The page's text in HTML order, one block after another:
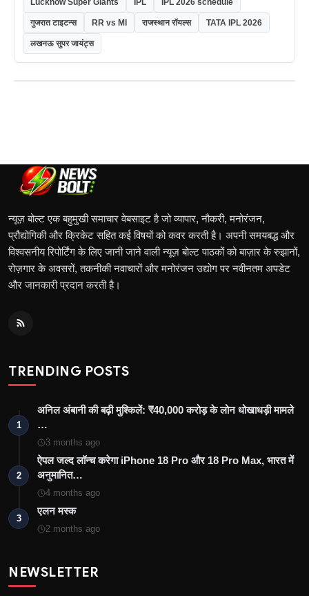
Lucknow Super Giants IPL IPL 2026 schedule
गुजरात टाइटन्स RR vs MI राजस्थान रॉयल्स TATA IPL 2026
लखनऊ सुपर जायंट्स
न्यूज़ बोल्ट एक बहुमुखी समाचार वेबसाइट है जो व्यापार, नौकरी, मनोरंजन,
प्रौद्योगिकी और क्रिकेट सहित कई विषयों को कवर करती है। अपनी समयबद्ध और
विश्वसनीय रिपोर्टिंग के लिए जानी जाने वाली न्यूज़ बोल्ट पाठकों को बाज़ार के रुझानों,
रोज़गार के अवसरों, तकनीकी नवाचारों और मनोरंजन उद्योग पर नवीनतम अपडेट
और जानकारी प्रदान करती है।
TRENDING POSTS
1
अनिल अंबानी की बढ़ी मुश्किलें: ₹40,000 करोड़ के लोन धोखाधड़ी मामले
…
3 months ago
2
ऐपल जल्द लॉन्च करेगा iPhone 18 Pro और 18 Pro Max, भारत में
अनुमानित…
4 months ago
3
एलन मस्क
2 months ago
NEWSLETTER